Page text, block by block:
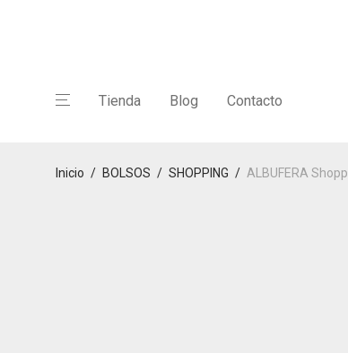
Tienda Blog Contacto
Inicio / BOLSOS / SHOPPING / ALBUFERA